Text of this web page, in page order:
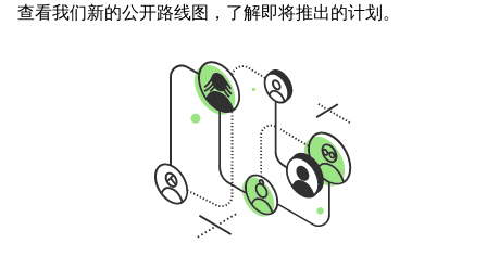
查看我们新的公开路线图，了解即将推出的计划。